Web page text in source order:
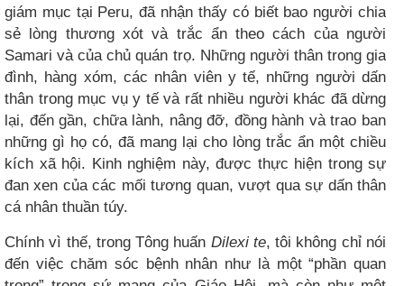
giám mục tại Peru, đã nhận thấy có biết bao người chia
sẻ lòng thương xót và trắc ẩn theo cách của người
Samari và của chủ quán trọ. Những người thân trong gia
đình, hàng xóm, các nhân viên y tế, những người dấn
thân trong mục vụ y tế và rất nhiều người khác đã dừng
lại, đến gần, chữa lành, nâng đỡ, đồng hành và trao ban
những gì họ có, đã mang lại cho lòng trắc ẩn một chiều
kích xã hội. Kinh nghiệm này, được thực hiện trong sự
đan xen của các mối tương quan, vượt qua sự dấn thân
cá nhân thuần túy.
Chính vì thế, trong Tông huấn Dilexi te, tôi không chỉ nói
đến việc chăm sóc bệnh nhân như là một “phần quan